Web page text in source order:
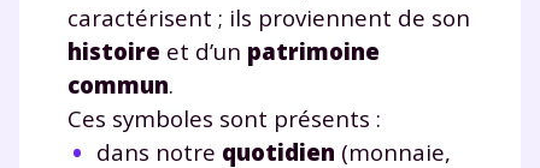
caractérisent ; ils proviennent de son
histoire et d’un patrimoine
commun.
Ces symboles sont présents :
dans notre quotidien (monnaie,